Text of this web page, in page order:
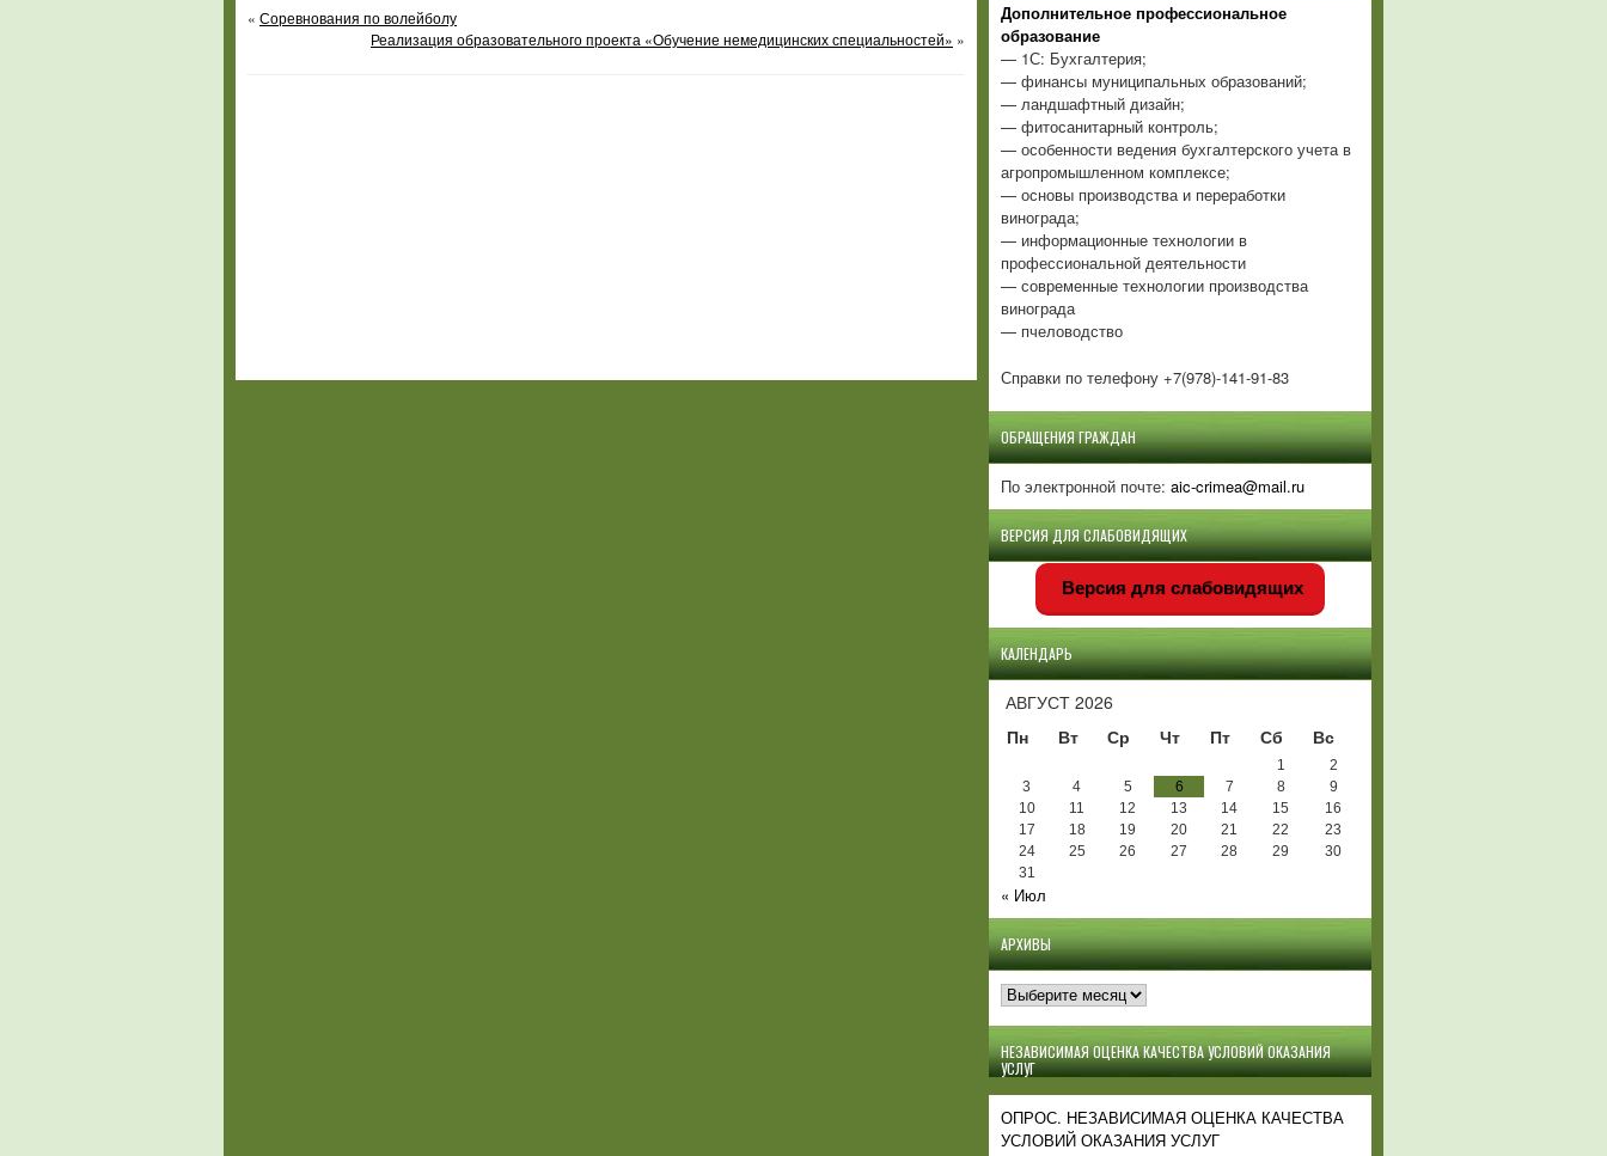
« Соревнования по волейболу
Реализация образовательного проекта «Обучение немедицинских специальностей» »
Дополнительное профессиональное
образование
— 1С: Бухгалтерия;
— финансы муниципальных образований;
— ландшафтный дизайн;
— фитосанитарный контроль;
— особенности ведения бухгалтерского учета в
агропромышленном комплексе;
— основы производства и переработки
винограда;
— информационные технологии в
профессиональной деятельности
— современные технологии производства
винограда
— пчеловодство
Справки по телефону +7(978)-141-91-83
ОБРАЩЕНИЯ ГРАЖДАН
По электронной почте: aic-crimea@mail.ru
ВЕРСИЯ ДЛЯ СЛАБОВИДЯЩИХ
Версия для слабовидящих
КАЛЕНДАРЬ
АВГУСТ 2026
Пн
Вт Ср Чт Пт Сб Вс
1
2
3
4 5 6 7 8
9
10
11 12 13 14 15
16
17
18 19 20 21 22
23
24
25 26 27 28 29
30
31
« Июл
АРХИВЫ
Архивы
НЕЗАВИСИМАЯ ОЦЕНКА КАЧЕСТВА УСЛОВИЙ ОКАЗАНИЯ
УСЛУГ
ОПРОС. НЕЗАВИСИМАЯ ОЦЕНКА КАЧЕСТВА
УСЛОВИЙ ОКАЗАНИЯ УСЛУГ